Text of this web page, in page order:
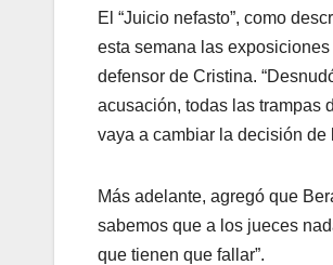
El “Juicio nefasto”, como
esta semana las
defensor de Cristina.
acusación, todas las trampas
vaya a cambiar la decisión de
Más adelante, agregó que
sabemos que a los jueces
que tienen que fallar”.